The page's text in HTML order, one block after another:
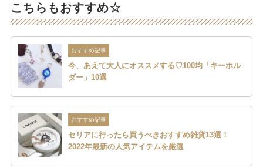
こちらもおすすめ☆
おすすめ記事
今、あえて大人にオススメする♡100均「キーホル
ダー」10選
おすすめ記事
セリアに行ったら買うべきおすすめ雑貨13選！
2022年最新の人気アイテムを厳選